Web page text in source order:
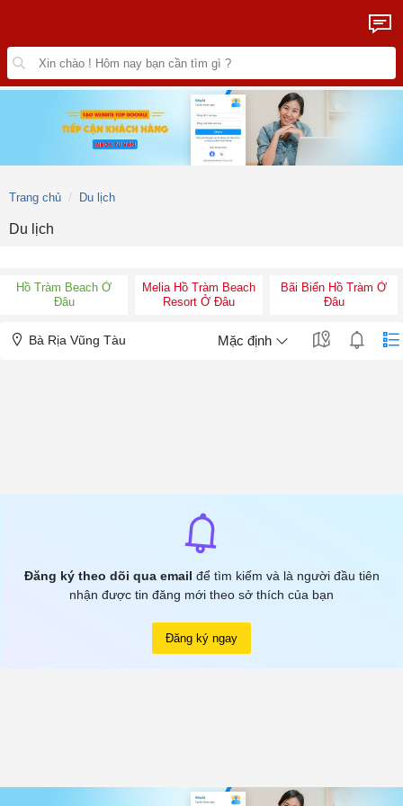
Trang chủ Du lịch
Du lịch
Hồ Tràm Beach Ở
Đâu
Melia Hồ Tràm Beach
Resort Ở Đâu
Bãi Biển Hồ Tràm Ở
Đâu
Bà Rịa Vũng Tàu Mặc định
Đăng ký theo dõi qua email để tìm kiếm và là người đầu tiên
nhận được tin đăng mới theo sở thích của bạn
Đăng ký ngay